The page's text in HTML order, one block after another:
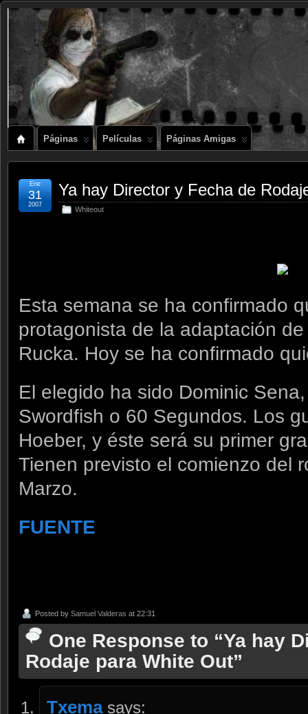
Páginas Películas Páginas Amigas
Ya hay Director y Fecha de
Whiteout
Ene
31
2007
Esta semana se ha confirmado
protagonista de la adaptación
Rucka. Hoy se ha confirmado
El elegido ha sido Dominic
Swordfish o 60 Segundos. Los
Hoeber, y éste será su primer
Tienen previsto el comienzo del
Marzo.
FUENTE
Posted by Samuel Valderas at 22:31
One Response to “Ya hay
Rodaje para White Out”
Txema says: